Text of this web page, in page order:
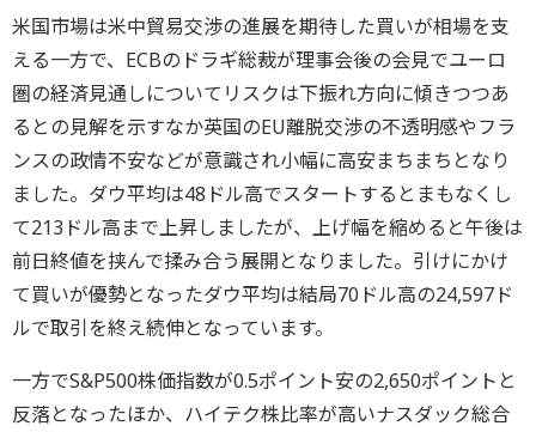
米国市場は米中貿易交渉の進展を期待した買いが相場を支
える一方で、ECBのドラギ総裁が理事会後の会見でユーロ
圏の経済見通しについてリスクは下振れ方向に傾きつつあ
るとの見解を示すなか英国のEU離脱交渉の不透明感やフラ
ンスの政情不安などが意識され小幅に高安まちまちとなり
ました。ダウ平均は48ドル高でスタートするとまもなくし
て213ドル高まで上昇しましたが、上げ幅を縮めると午後は
前日終値を挟んで揉み合う展開となりました。引けにかけ
て買いが優勢となったダウ平均は結局70ドル高の24,597ド
ルで取引を終え続伸となっています。
一方でS&P500株価指数が0.5ポイント安の2,650ポイントと
反落となったほか、ハイテク株比率が高いナスダック総合